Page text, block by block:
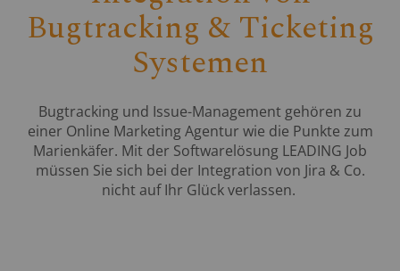
Bugtracking & Ticketing
Systemen
Bugtracking und Issue-Management gehören zu
einer Online Marketing Agentur wie die Punkte zum
Marienkäfer. Mit der Softwarelösung LEADING Job
müssen Sie sich bei der Integration von Jira & Co.
nicht auf Ihr Glück verlassen.